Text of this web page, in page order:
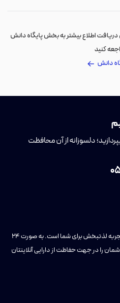
دریافت اطلاع بیشتر به بخش پایگاه دانش
کنید
دانش
دلسوزانه از آن محافظت
هدف ما، تبدیل میزبانی وب به یک تجربه لذتبخش برای شما است. به صورت ۲۴
را در جهت حفاظت از دارایی آنلاینتان